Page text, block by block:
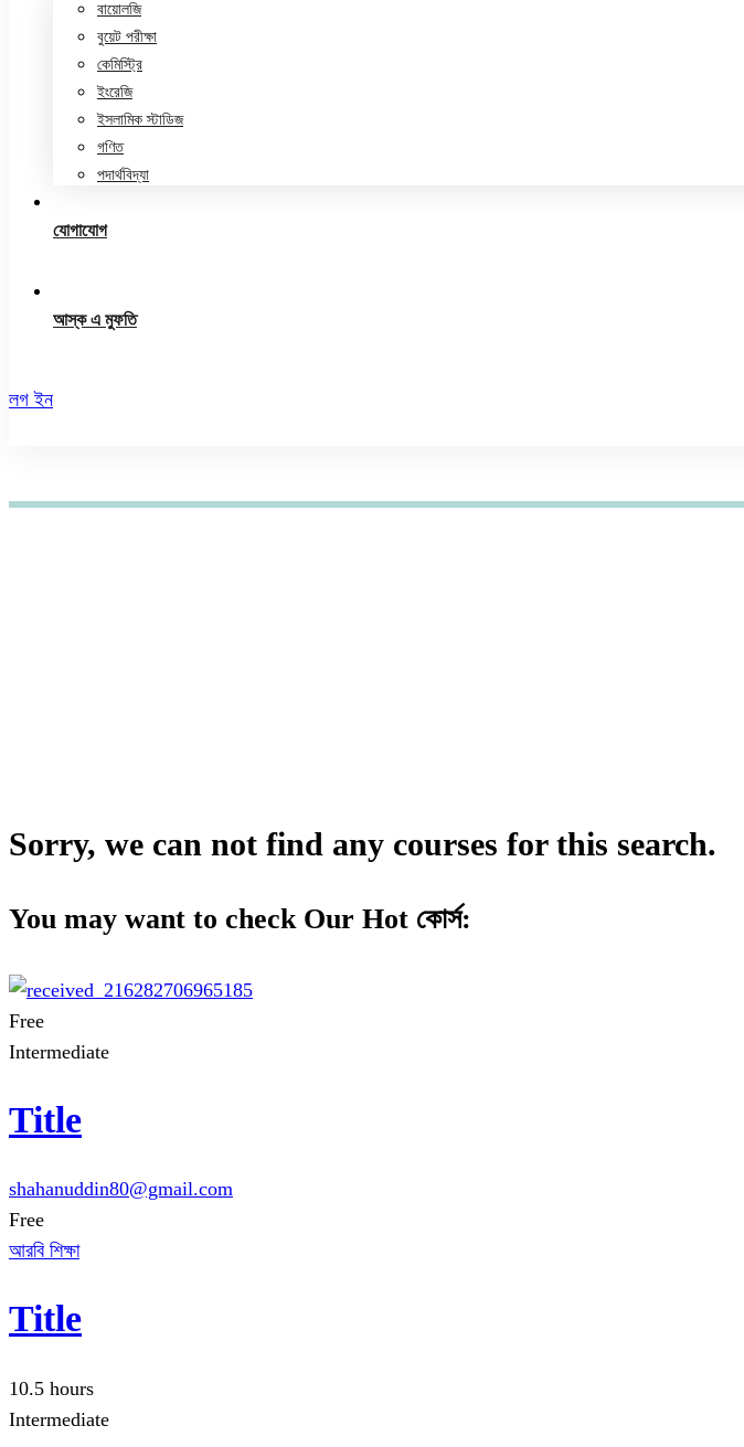
বায়োলজি
বুয়েট পরীক্ষা
কেমিস্ট্রি
ইংরেজি
ইসলামিক স্টাডিজ
গণিত
পদার্থবিদ্যা
যোগাযোগ
আস্ক এ মুফতি
লগ ইন
Sorry, we can not find any courses for this search.
You may want to check Our Hot কোর্স:
Free
Intermediate
Title
shahanuddin80@gmail.com
Free
আরবি শিক্ষা
Title
10.5 hours
Intermediate